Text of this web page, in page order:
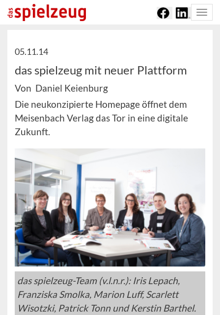
05.11.14
das spielzeug mit neuer Plattform
Von Daniel Keienburg
Die neukonzipierte Homepage öffnet dem
Meisenbach Verlag das Tor in eine digitale
Zukunft.
das spielzeug-Team (v.l.n.r.): Iris Lepach,
Franziska Smolka, Marion Luff, Scarlett
Wisotzki, Patrick Tonn und Kerstin Barthel.